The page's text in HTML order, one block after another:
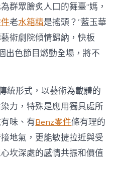
群眾膾炙人口的舞臺“媽，
老水箱精是搖頭？”藍玉華
術劇院傾情歸納，快板
出色節目燃動全場，將不
統形式，以藝術為載體的
力，特殊是應用獨具處所
味、有Benz零件條有理的
地氣，更能敏捷拉近與受
坎深處的感情共振和價值